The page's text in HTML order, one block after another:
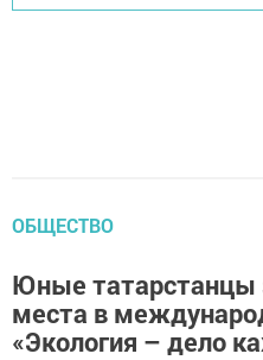
ОБЩЕСТВО
Юные татарстанцы
места в
«Экология – дело